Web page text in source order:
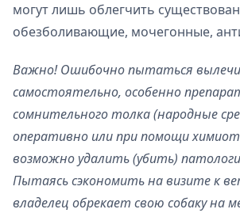
могут лишь облегчить
обезболивающие, мочегонные,
Важно! Ошибочно пытаться
самостоятельно, особенно
сомнительного толка (народные
оперативно или при помощи
возможно удалить (убить)
Пытаясь сэкономить на визите к
владелец обрекает свою собаку на